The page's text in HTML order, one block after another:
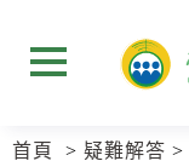
展開選單
首頁 疑難解答